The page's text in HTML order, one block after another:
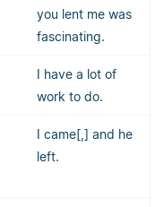
you lent me was
fascinating.
I have a lot of
work to do.
I came[,] and he
left.